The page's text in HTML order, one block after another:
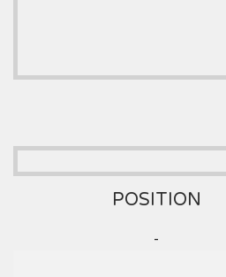
POSITION
-